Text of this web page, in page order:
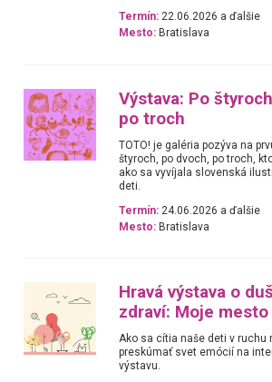
Termín: 22.06.2026 a ďalšie
Mesto: Bratislava
Výstava: Po
po troch
TOTO! je galéria pozýva na
štyroch, po dvoch, po troch,
ako sa vyvíjala slovenská
deti.
Termín: 24.06.2026 a ďalšie
Mesto: Bratislava
Hravá výstava o
zdraví: Moje
Ako sa cítia naše deti v ruchu
preskúmať svet emócií na
výstavu.